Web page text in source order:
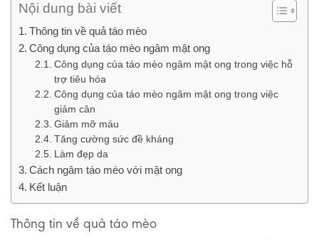
Nội dung bài viết
Thông tin về quả táo mèo
Công dụng của táo mèo ngâm mật ong
Công dụng của táo mèo ngâm mật ong trong việc hỗ
trợ tiêu hóa
Công dụng của táo mèo ngâm mật ong trong việc
giảm cân
Giảm mỡ máu
Tăng cường sức đề kháng
Làm đẹp da
Cách ngâm táo mèo với mật ong
Kết luận
Thông tin về quả táo mèo